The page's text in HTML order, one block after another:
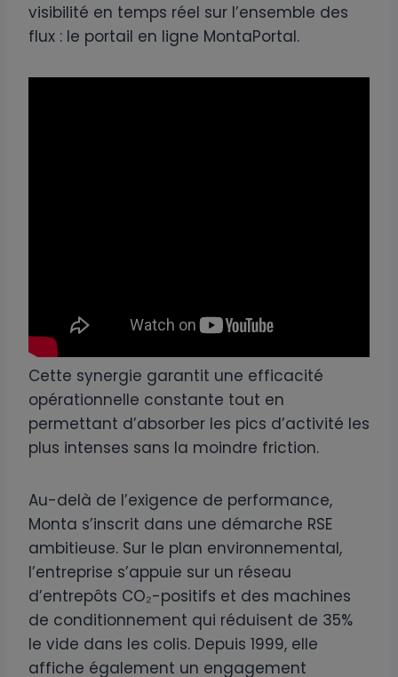
visibilité en temps réel sur l’ensemble des
flux : le portail en ligne MontaPortal.
Cette synergie garantit une efficacité
opérationnelle constante tout en
permettant d’absorber les pics d’activité les
plus intenses sans la moindre friction.
Au-delà de l’exigence de performance,
Monta s’inscrit dans une démarche RSE
ambitieuse. Sur le plan environnemental,
l’entreprise s’appuie sur un réseau
d’entrepôts CO₂-positifs et des machines
de conditionnement qui réduisent de 35%
le vide dans les colis. Depuis 1999, elle
affiche également un engagement